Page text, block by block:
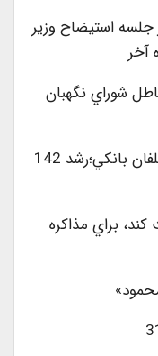
جلسه استیضاح وزیر
آخر
شوراي نگهبان
-آغازمحروميت‌هاي جديد براي متخلفان بانكي؛رشد 142
كند، براي مذاکره